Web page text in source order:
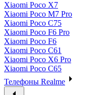
Xiaomi Poco X7
Xiaomi Poco M7 Pro
Xiaomi Poco C75
Xiaomi Poco F6 Pro
Xiaomi Poco F6
Xiaomi Poco C61
Xiaomi Poco X6 Pro
Xiaomi Poco C65
Телефоны Realme